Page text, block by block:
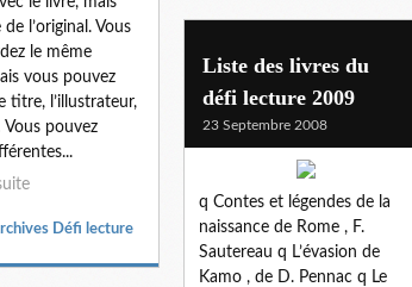
l’original. Vous
le même
vous pouvez
titre, l’illustrateur,
Vous pouvez
Défi lecture
Liste des livres du
défi lecture 2009
23 Septembre 2008
q Contes et légendes de la
naissance de Rome , F.
Sautereau q L’évasion de
Kamo , de D. Pennac q Le